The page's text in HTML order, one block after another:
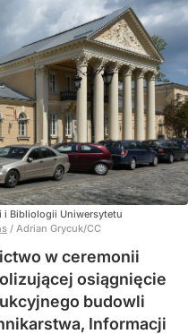
i Bibliologii Uniwersytetu
/ Adrian Grycuk/CC
w ceremonii
osiągnięcie
budowli
Informacji